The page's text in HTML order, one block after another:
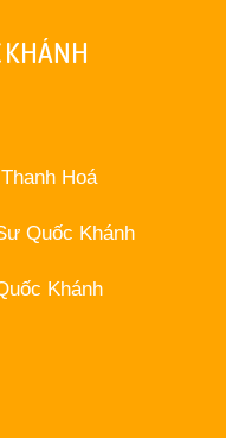
KHÁNH
Hoá
Quốc Khánh
Khánh